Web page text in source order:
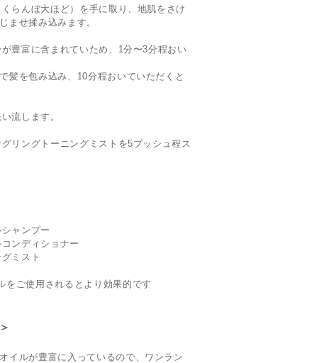
らんぼ大ほど）を手に取り、地肌をさけ
ませ揉み込みます。
豊富に含まれていため、1分〜3分程おい
髪を包み込み、10分程おいていただくと
流します。
リングトーニングミストを5プッシュ程ス
ャンプー
ンディショナー
ミスト
ご使用されるとより効果的です
イルが豊富に入っているので、ワンラン